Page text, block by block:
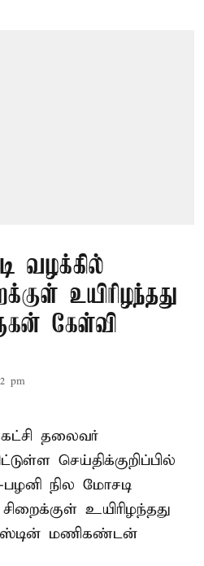
வழக்கில்
உயிரிழந்தது
கேள்வி
pm
கட்சி தலைவர்
செய்திக்குறிப்பில்
பழனி நில மோசடி
உயிரிழந்தது
மணிகண்டன்